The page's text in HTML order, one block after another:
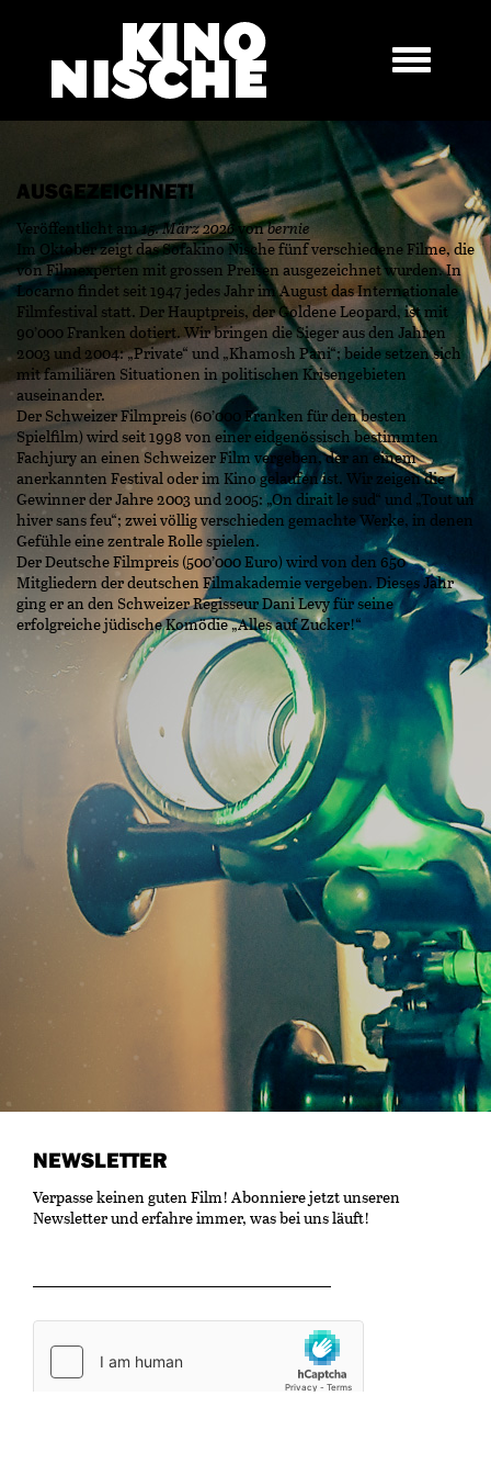
AUSGEZEICHNET!
Veröffentlicht am15. März 2026vonbernie
Im Oktober zeigt das Sofakino Nische fünf verschiedene Filme, die
von Filmexperten mit grossen Preisen ausgezeichnet wurden. In
Locarno findet seit 1947 jedes Jahr im August das Internationale
Filmfestival statt. Der Hauptpreis, der Goldene Leopard, ist mit
90’000 Franken dotiert. Wir bringen die Sieger aus den Jahren
2003 und 2004: „Private“ und „Khamosh Pani“; beide setzen sich
mit familiären Situationen in politischen Krisengebieten
auseinander.
Der Schweizer Filmpreis (60’000 Franken für den besten
Spielfilm) wird seit 1998 von einer eidgenössisch bestimmten
Fachjury an einen Schweizer Film vergeben, der an einem
anerkannten Festival oder im Kino gelaufen ist. Wir zeigen die
Gewinner der Jahre 2003 und 2005: „On dirait le sud“ und „Tout un
hiver sans feu“; zwei völlig verschieden gemachte Werke, in denen
Gefühle eine zentrale Rolle spielen.
Der Deutsche Filmpreis (500’000 Euro) wird von den 650
Mitgliedern der deutschen Filmakademie vergeben. Dieses Jahr
ging er an den Schweizer Regisseur Dani Levy für seine
erfolgreiche jüdische Komödie „Alles auf Zucker!“
NEWSLETTER
Verpasse keinen guten Film! Abonniere jetzt unseren
Newsletter und erfahre immer, was bei uns läuft!